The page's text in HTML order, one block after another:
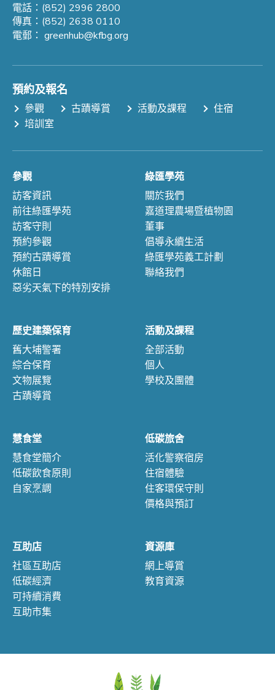
電話：(852) 2996 2800
傳真：(852) 2638 0110
電郵： greenhub@kfbg.org
預約及報名
參觀 古蹟導賞 活動及課程
住宿
培訓室
參觀
訪客資訊
前往綠匯學苑
訪客守則
預約參觀
預約古蹟導賞
休館日
惡劣天氣下的特別安排
綠匯學苑
關於我們
嘉道理農場暨植物園
董事
倡導永續生活
綠匯學苑義工計劃
聯絡我們
歷史建築保育
舊大埔警署
綜合保育
文物展覽
古蹟導賞
活動及課程
全部活動
個人
學校及團體
慧食堂
慧食堂簡介
低碳飲食原則
自家烹調
低碳旅舍
活化警察宿房
住宿體驗
住客環保守則
價格與預訂
互助店
社區互助店
低碳經濟
可持續消費
互助市集
資源庫
網上導賞
教育資源